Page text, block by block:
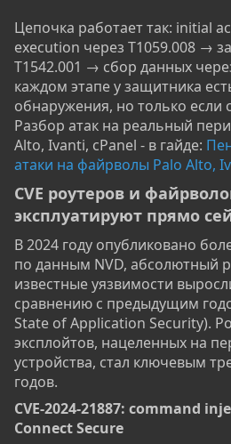
Цепочка работает так: initial
execution через T1059.008 →
T1542.001 → сбор данных
каждом этапе у защитника
обнаружения, но только если
Разбор атак на реальный
Alto, Ivanti, cPanel - в гайде:
атаки на файрволы Palo Alto,
CVE роутеров и
эксплуатируют прямо
В 2024 году опубликовано
по данным NVD, абсолютный
известные уязвимости
сравнению с предыдущим
State of Application Security).
эксплойтов, нацеленных на
устройства, стал ключевым
годов.
CVE-2024-21887: command
Connect Secure​